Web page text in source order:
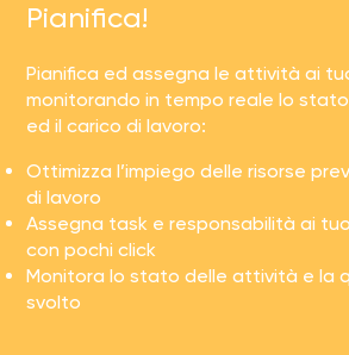
Pianifica!
Pianifica ed assegna le attività ai
monitorando in tempo reale lo
ed il carico di lavoro:
Ottimizza l’impiego delle risorse
di lavoro
Assegna task e responsabilità ai
con pochi click
Monitora lo stato delle attività e la
svolto